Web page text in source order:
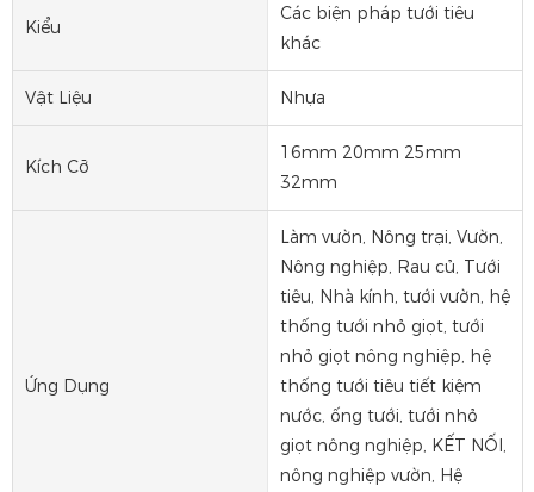
Kiểu
Các biện pháp tưới tiêu
khác
Vật Liệu Nhựa
Kích Cỡ
16mm 20mm 25mm
32mm
Ứng Dụng
Làm vườn, Nông trại, Vườn,
Nông nghiệp, Rau củ, Tưới
tiêu, Nhà kính, tưới vườn, hệ
thống tưới nhỏ giọt, tưới
nhỏ giọt nông nghiệp, hệ
thống tưới tiêu tiết kiệm
nước, ống tưới, tưới nhỏ
giọt nông nghiệp, KẾT NỐI,
nông nghiệp vườn, Hệ